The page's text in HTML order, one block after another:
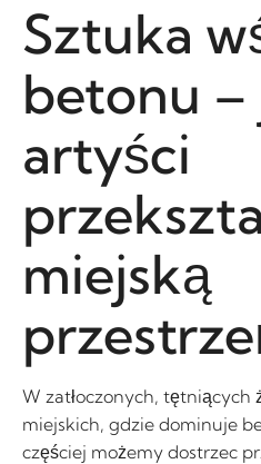
Sztuka
betonu –
artyści
miejską
W zatłoczonych, tętniących
miejskich, gdzie dominuje
częściej możemy dostrzec